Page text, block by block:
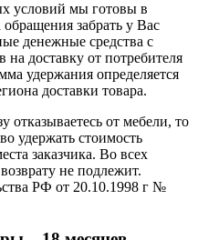
условий мы готовы в
забрать у Вас
денежные средства с
на доставку от потребителя
удержания определяется
доставки товара.
отказываетесь от мебели, то
удержать стоимость
заказчика. Во всех
не подлежит.
РФ от 20.10.1998 г №